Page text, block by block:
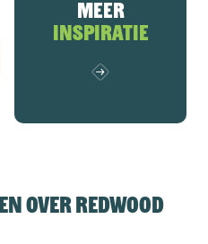
Meer
inspiratie
over Redwood